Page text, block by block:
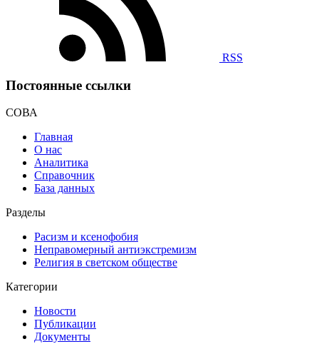
RSS
Постоянные ссылки
СОВА
Главная
О нас
Аналитика
Справочник
База данных
Разделы
Расизм и ксенофобия
Неправомерный антиэкстремизм
Религия в светском обществе
Категории
Новости
Публикации
Документы